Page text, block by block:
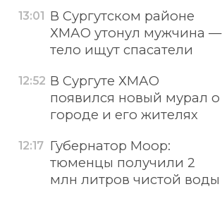
13:01
В Сургутском районе
ХМАО утонул мужчина —
тело ищут спасатели
12:52 В Сургуте ХМАО
появился новый мурал о
городе и его жителях
12:17 Губернатор Моор:
тюменцы получили 2
млн литров чистой воды